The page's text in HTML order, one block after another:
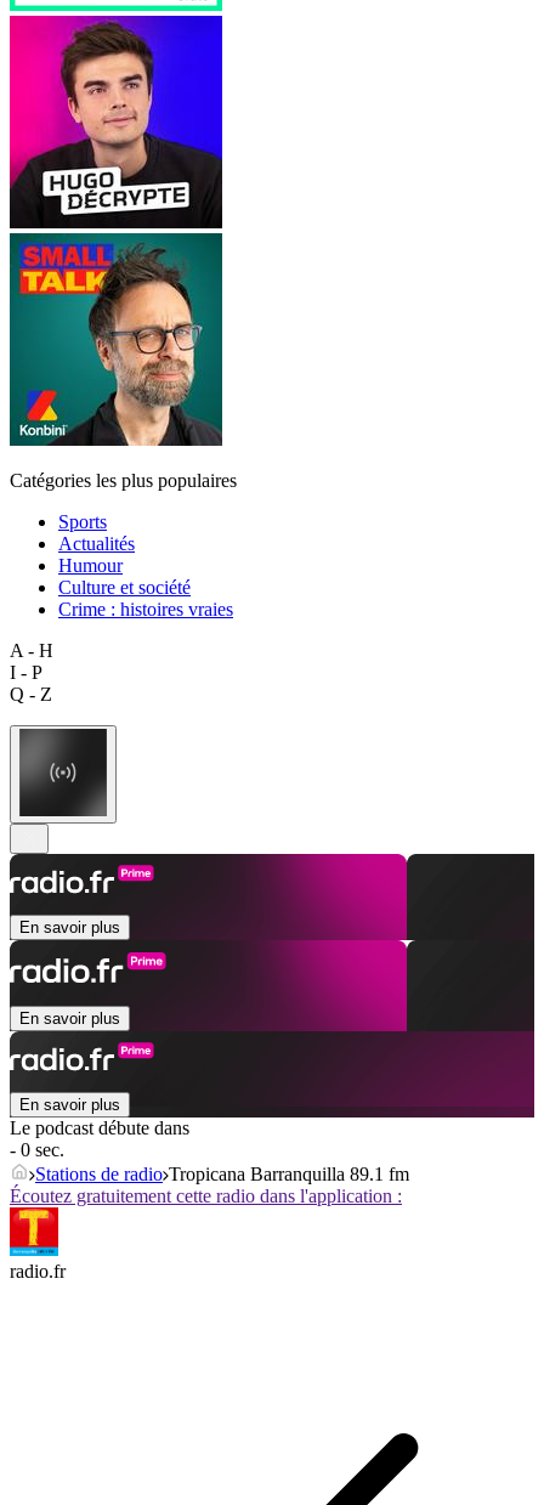
Catégories les plus populaires
Sports
Actualités
Humour
Culture et société
Crime : histoires vraies
A - H
I - P
Q - Z
En savoir plus
En savoir plus
En savoir plus
Le podcast débute dans
- 0 sec.
Stations de radio Tropicana Barranquilla 89.1 fm
Écoutez gratuitement cette radio dans l'application :
radio.fr